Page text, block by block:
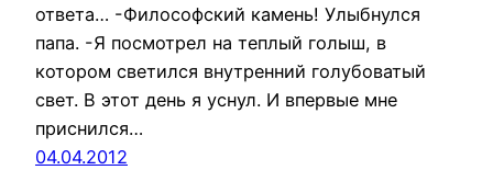
ответа… -Философский камень! Улыбнулся
папа. -Я посмотрел на теплый голыш, в
котором светился внутренний голубоватый
свет. В этот день я уснул. И впервые мне
приснился…
04.04.2012